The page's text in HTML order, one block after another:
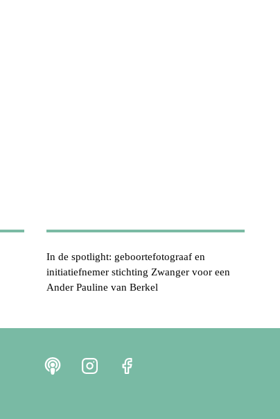
In de spotlight: geboortefotograaf en
initiatiefnemer stichting Zwanger voor een
Ander Pauline van Berkel